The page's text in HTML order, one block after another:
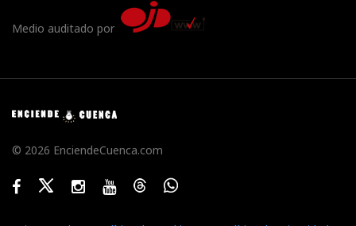
Medio auditado por
© 2026 EnciendeCuenca.com
FacebookTwitterInstagramYoutubeThreadsWhatsApp